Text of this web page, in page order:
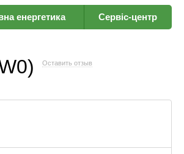
енергетика Сервіс-центр
Оставить отзыв